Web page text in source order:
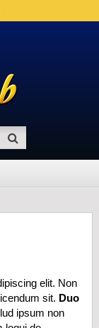
elit. Non
sit. Duo
ipsum non